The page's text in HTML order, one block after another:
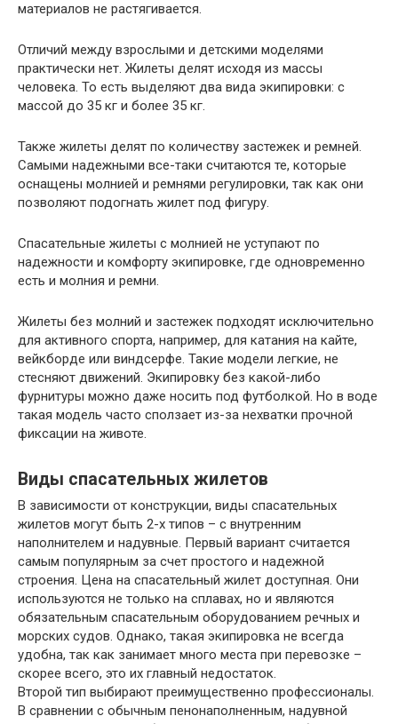
материалов не растягивается.
Отличий между взрослыми и детскими моделями
практически нет. Жилеты делят исходя из массы
человека. То есть выделяют два вида экипировки: с
массой до 35 кг и более 35 кг.
Также жилеты делят по количеству застежек и ремней.
Самыми надежными все-таки считаются те, которые
оснащены молнией и ремнями регулировки, так как они
позволяют подогнать жилет под фигуру.
Спасательные жилеты с молнией не уступают по
надежности и комфорту экипировке, где одновременно
есть и молния и ремни.
Жилеты без молний и застежек подходят исключительно
для активного спорта, например, для катания на кайте,
вейкборде или виндсерфе. Такие модели легкие, не
стесняют движений. Экипировку без какой-либо
фурнитуры можно даже носить под футболкой. Но в воде
такая модель часто сползает из-за нехватки прочной
фиксации на животе.
Виды спасательных жилетов
В зависимости от конструкции, виды спасательных
жилетов могут быть 2-х типов – с внутренним
наполнителем и надувные. Первый вариант считается
самым популярным за счет простого и надежной
строения. Цена на спасательный жилет доступная. Они
используются не только на сплавах, но и являются
обязательным спасательным оборудованием речных и
морских судов. Однако, такая экипировка не всегда
удобна, так как занимает много места при перевозке –
скорее всего, это их главный недостаток.
Второй тип выбирают преимущественно профессионалы.
В сравнении с обычным пенонаполненным, надувной